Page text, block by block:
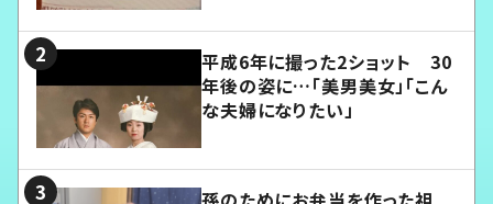
平成6年に撮った2ショット 30
年後の姿に…「美男美女」「こん
な夫婦になりたい」